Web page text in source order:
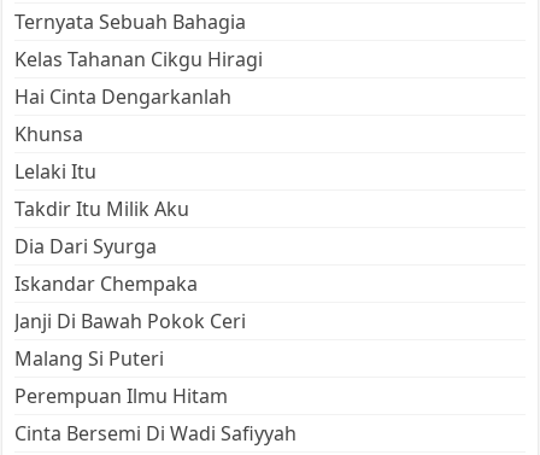
Ternyata Sebuah Bahagia
Kelas Tahanan Cikgu Hiragi
Hai Cinta Dengarkanlah
Khunsa
Lelaki Itu
Takdir Itu Milik Aku
Dia Dari Syurga
Iskandar Chempaka
Janji Di Bawah Pokok Ceri
Malang Si Puteri
Perempuan Ilmu Hitam
Cinta Bersemi Di Wadi Safiyyah